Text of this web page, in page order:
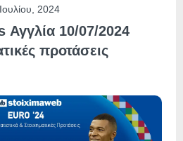
2024
Αγγλία 10/07/2024
προτάσεις